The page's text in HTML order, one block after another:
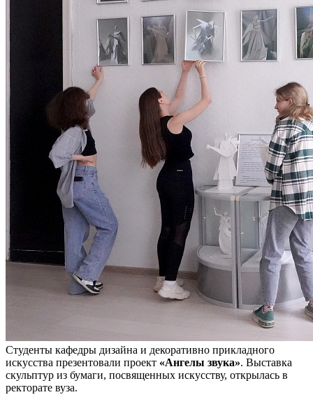
Студенты кафедры дизайна и декоративно прикладного
искусства презентовали проект «Ангелы звука». Выставка
скульптур из бумаги, посвященных искусству, открылась в
ректорате вуза.